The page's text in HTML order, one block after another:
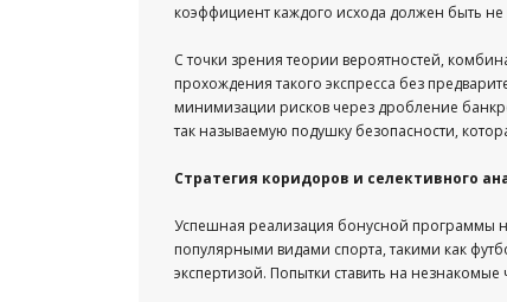
коэффициент каждого исхода должен быть
С точки зрения теории вероятностей,
прохождения такого экспресса без
минимизации рисков через дробление
так называемую подушку безопасности,
Стратегия коридоров и селективного
Успешная реализация бонусной программы
популярными видами спорта, такими как
экспертизой. Попытки ставить на